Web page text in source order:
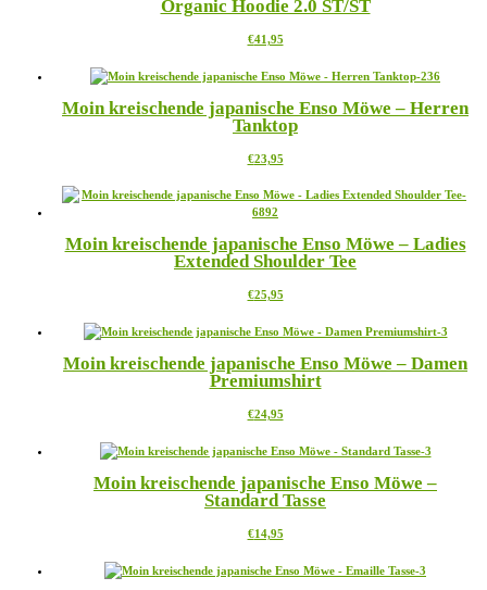
Die
können
der
gewählt
werden
Organic Hoodie 2.0 ST/ST
€41,95Dieses
weist
Varianten
auf.
Optionen
auf
gewählt
werden
Moin kreischende japanische Enso Möwe – Herren
Tanktop
€23,95Dieses
weist
auf.
Die
können
der
gewählt
werden
Moin kreischende japanische Enso Möwe – Ladies
Extended Shoulder Tee
€25,95Dieses
weist
Varianten
auf.
Optionen
auf
Produktseite
gewählt
Moin kreischende japanische Enso Möwe – Damen
Premiumshirt
€24,95Dieses
weist
Varianten
auf.
Optionen
auf
Moin kreischende japanische Enso Möwe –
Standard Tasse
€14,95Dieses
weist